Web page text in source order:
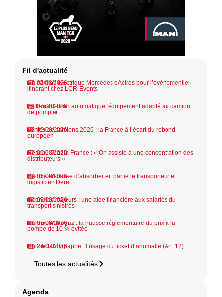
Fil d'actualité
07/08/2026
Un camion électrique Mercedes eActros pour l’événementiel
itinérant chez LCR-Events
07/08/2026
La transmission automatique, équipement adapté au camion
de pompier
06/08/2026
Ventes de camions 2026 : la France à l’écart du rebond
européen
06/08/2026
Réseau Scania France : « On assiste à une concentration des
distributeurs »
05/08/2026
Geodis en passe d’absorber en partie le transporteur et
logisticien Deret
05/08/2026
Incendies majeurs : une aide financière aux salariés du
transport sinistrés
05/08/2026
Carburant biogaz : la hausse réglementaire du prix à la
pompe de 10 % évitée
24/07/2026
Chronotachygraphe : l’usage du ticket d’anomalie (Art. 12)
Toutes les actualités
Agenda